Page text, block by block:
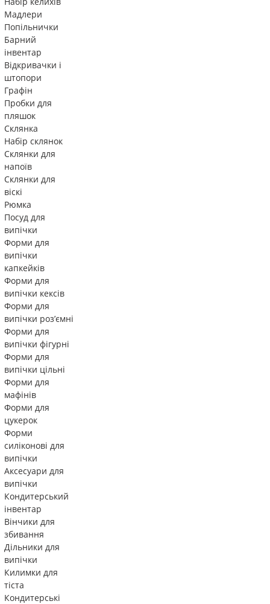
Мадлери
Попільнички
Барний
інвентар
Відкривачки і
штопори
Графін
Пробки для
пляшок
Склянка
Набір склянок
Склянки для
напоїв
Склянки для
віскі
Рюмка
Посуд для
випічки
Форми для
випічки
капкейків
Форми для
випічки кексів
Форми для
випічки роз’ємні
Форми для
випічки фігурні
Форми для
випічки цільні
Форми для
мафінів
Форми для
цукерок
Форми
силіконові для
випічки
Аксесуари для
випічки
Кондитерський
інвентар
Вінчики для
збивання
Дільники для
випічки
Килимки для
тіста
Кондитерські